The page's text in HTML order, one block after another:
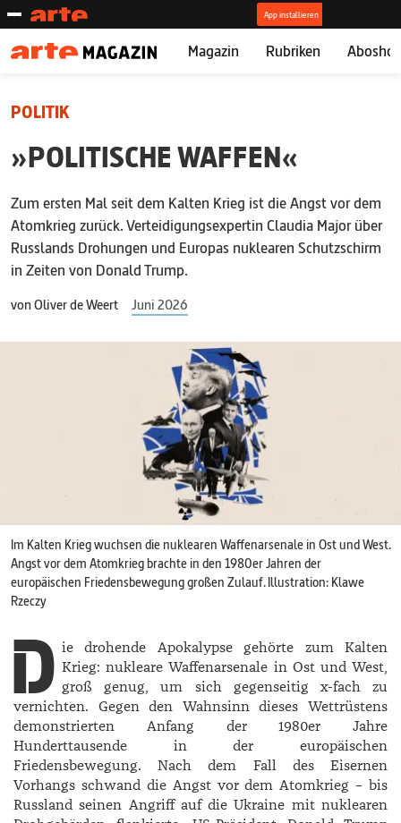
Magazin Rubriken
POLITIK
»POLITISCHE WAFFEN«
Zum ersten Mal seit dem Kalten Krieg ist die Angst vor dem
Atomkrieg zurück. Verteidigungsexpertin ­Claudia ­Major über
Russlands Drohungen und Europas nuklearen Schutzschirm
in Zeiten von Donald Trump.
vonOliver de Weert Juni 2026
Im Kalten Krieg wuchsen die nuklearen Waffenarsenale in Ost und West.
Angst vor dem Atomkrieg brachte in den 1980er Jahren der
europäischen Friedensbewegung großen Zulauf. Illustration: Klawe
Rzeczy
D ie drohende Apokalypse gehörte zum Kalten
Krieg: nukleare Waffenarsenale in Ost und West,
groß genug, um sich gegenseitig x-fach zu
vernichten. Gegen den Wahnsinn dieses Wettrüstens
demonstrierten Anfang der 1980er Jahre
Hunderttausende in der europäischen
Friedensbewegung. Nach dem Fall des Eisernen
Vorhangs schwand die Angst vor dem Atomkrieg – bis
Russland seinen Angriff auf die Ukraine mit nuklearen